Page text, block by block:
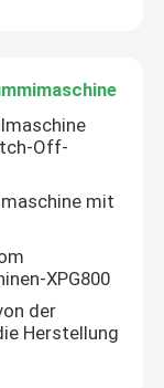
Off-
mit
XPG800
der
Herstellung